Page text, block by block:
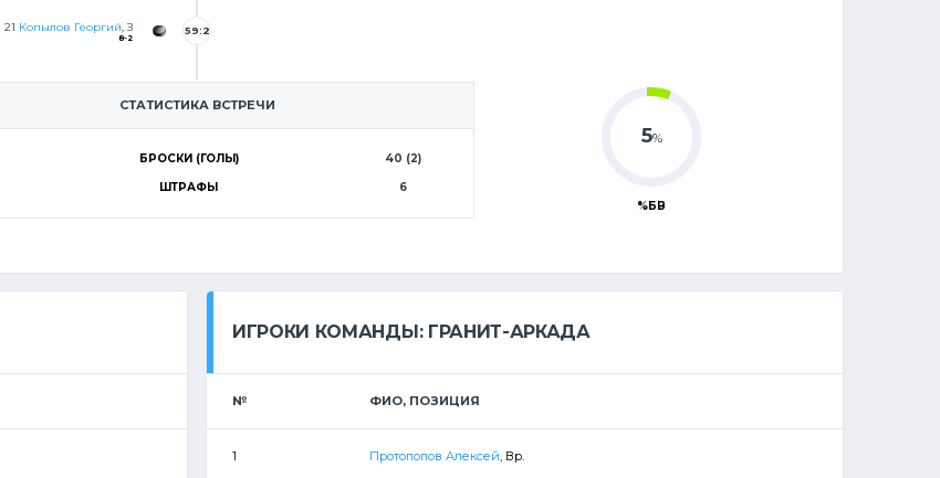
21 Копылов Георгий, З
8-2
59:2
СТАТИСТИКА ВСТРЕЧИ
БРОСКИ (ГОЛЫ)
40 (2)
ШТРАФЫ 6
5%
%БВ
ИГРОКИ КОМАНДЫ: ГРАНИТ-АРКАДА
№ ФИО, ПОЗИЦИЯ
1 Протопопов Алексей, Вр.